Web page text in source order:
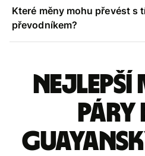
Které měny mohu převést s
převodníkem?
Nejlepší